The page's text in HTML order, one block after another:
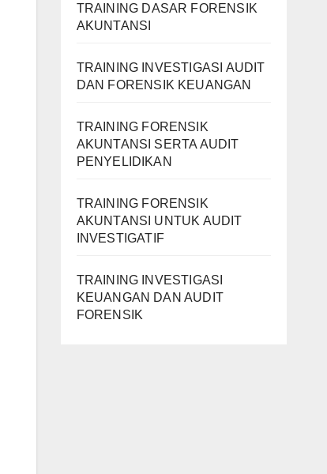
TRAINING DASAR FORENSIK
AKUNTANSI
TRAINING INVESTIGASI AUDIT
DAN FORENSIK KEUANGAN
TRAINING FORENSIK
AKUNTANSI SERTA AUDIT
PENYELIDIKAN
TRAINING FORENSIK
AKUNTANSI UNTUK AUDIT
INVESTIGATIF
TRAINING INVESTIGASI
KEUANGAN DAN AUDIT
FORENSIK